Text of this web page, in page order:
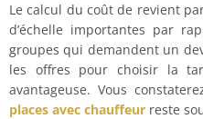
Le calcul du coût de revient
d’échelle importantes par
groupes qui demandent un
les offres pour choisir la
avantageuse. Vous
places avec chauffeur reste